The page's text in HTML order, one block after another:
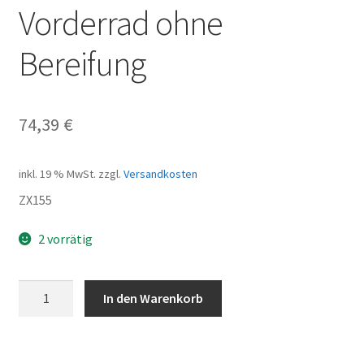
Vorderrad ohne
Bereifung
74,39 €
inkl. 19 % MwSt. zzgl. Versandkosten
ZX155
2 vorrätig
In den Warenkorb